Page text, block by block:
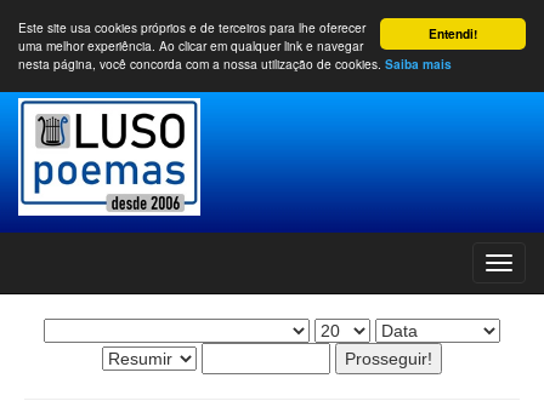
Entendi!
Este site usa cookies próprios e de terceiros para lhe oferecer
uma melhor experiência. Ao clicar em qualquer link e navegar
nesta página, você concorda com a nossa utilização de cookies. Saiba mais